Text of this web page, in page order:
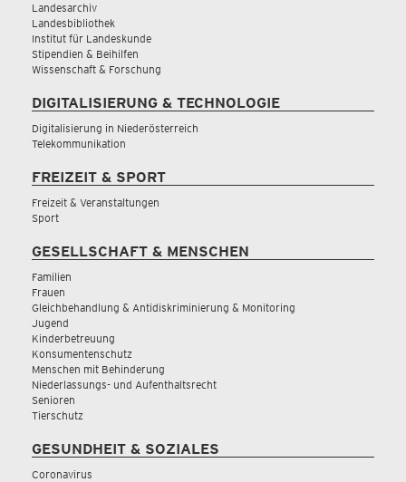
Landesarchiv
Landesbibliothek
Institut für Landeskunde
Stipendien & Beihilfen
Wissenschaft & Forschung
DIGITALISIERUNG & TECHNOLOGIE
Digitalisierung in Niederösterreich
Telekommunikation
FREIZEIT & SPORT
Freizeit & Veranstaltungen
Sport
GESELLSCHAFT & MENSCHEN
Familien
Frauen
Gleichbehandlung & Antidiskriminierung & Monitoring
Jugend
Kinderbetreuung
Konsumentenschutz
Menschen mit Behinderung
Niederlassungs- und Aufenthaltsrecht
Senioren
Tierschutz
GESUNDHEIT & SOZIALES
Coronavirus